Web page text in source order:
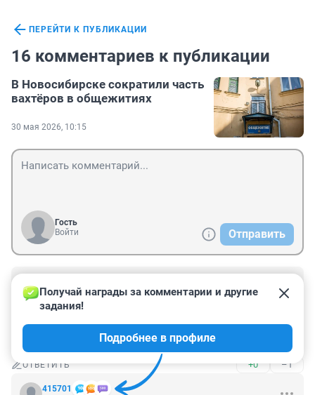
ПЕРЕЙТИ К ПУБЛИКАЦИИ
16 комментариев к публикации
В Новосибирске сократили часть
вахтёров в общежитиях
30 мая 2026, 10:15
Гость
Войти
Отправить
30 мая, 13:11
мой кильдЫроф сидит хорошо ловит банановых
питонов! Ему нравится, кушает творожок спит под
ОТВЕТИТЬ +0 –1
415701
Получай награды за комментарии и другие
задания!
Подробнее в профиле